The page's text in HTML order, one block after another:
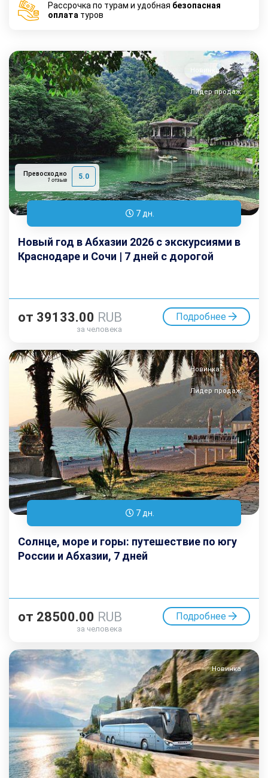
Рассрочка по турам и удобная безопасная
оплата туров
Превосходно
1 отзыв 5.0
Новинка
Лидер продаж
7 дн.
Новый год в Абхазии 2026 с экскурсиями в
Краснодаре и Сочи | 7 дней с дорогой
от 39133.00 RUB
за человека
Подробнее
Новинка
Лидер продаж
7 дн.
Солнце, море и горы: путешествие по югу
России и Абхазии, 7 дней
от 28500.00 RUB
за человека
Подробнее
Новинка